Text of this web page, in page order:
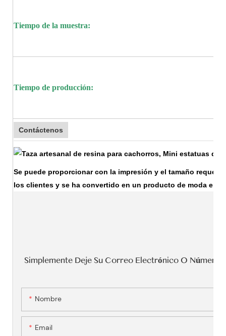
Tiempo de la muestra:
Tiempo de producción:
Contáctenos
Se puede proporcionar con la impresión y el tamaño
los clientes y se ha convertido en un producto de moda en
Simplemente Deje Su Correo Electrónico O Número
Nombre
Email